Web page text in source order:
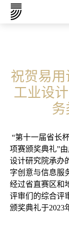
祝贺易
⼯业设
务
“第⼗⼀届省⻓
项赛颁奖典礼”
设计研究院承办
字创意与信息服
经过省直赛区和
评审们的综合评
颁奖典礼于2023